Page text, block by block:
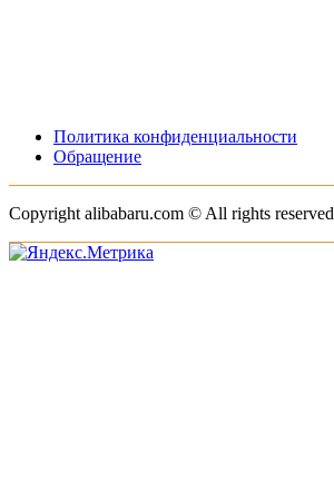
Политика конфиденциальности
Обращение
Copyright alibabaru.com © All rights reserved